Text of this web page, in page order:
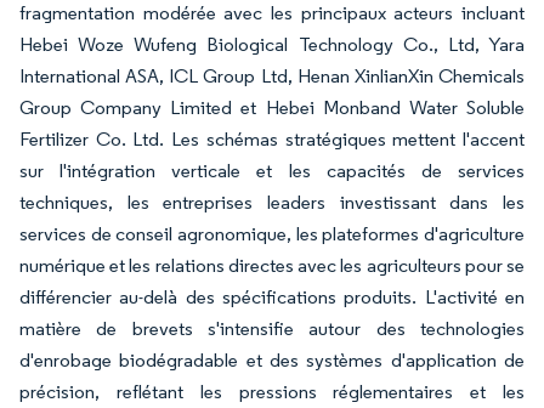
fragmentation modérée avec les principaux acteurs incluant
Hebei Woze Wufeng Biological Technology Co., Ltd, Yara
International ASA, ICL Group Ltd, Henan XinlianXin Chemicals
Group Company Limited et Hebei Monband Water Soluble
Fertilizer Co. Ltd. Les schémas stratégiques mettent l'accent
sur l'intégration verticale et les capacités de services
techniques, les entreprises leaders investissant dans les
services de conseil agronomique, les plateformes d'agriculture
numérique et les relations directes avec les agriculteurs pour se
différencier au-delà des spécifications produits. L'activité en
matière de brevets s'intensifie autour des technologies
d'enrobage biodégradable et des systèmes d'application de
précision, reflétant les pressions réglementaires et les